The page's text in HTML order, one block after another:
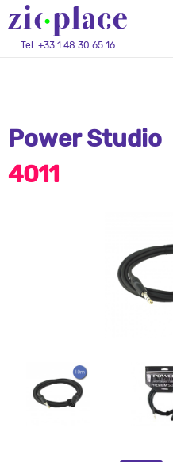
Tel: +33 1 48 30 65 16
Power Studio
4011